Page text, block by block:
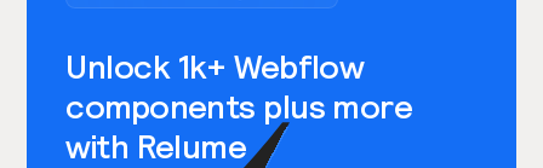
Unlock 1k+ Webflow
components plus more
with Relume